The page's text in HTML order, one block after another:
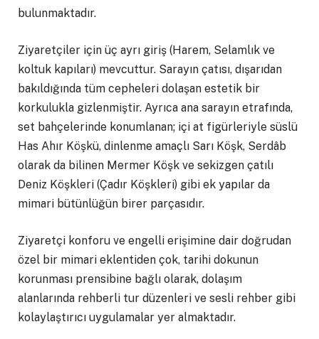
bulunmaktadır.
Ziyaretçiler için üç ayrı giriş (Harem, Selamlık ve
koltuk kapıları) mevcuttur. Sarayın çatısı, dışarıdan
bakıldığında tüm cepheleri dolaşan estetik bir
korkulukla gizlenmiştir. Ayrıca ana sarayın etrafında,
set bahçelerinde konumlanan; içi at figürleriyle süslü
Has Ahır Köşkü, dinlenme amaçlı Sarı Köşk, Serdâb
olarak da bilinen Mermer Köşk ve sekizgen çatılı
Deniz Köşkleri (Çadır Köşkleri) gibi ek yapılar da
mimari bütünlüğün birer parçasıdır.
Ziyaretçi konforu ve engelli erişimine dair doğrudan
özel bir mimari eklentiden çok, tarihi dokunun
korunması prensibine bağlı olarak, dolaşım
alanlarında rehberli tur düzenleri ve sesli rehber gibi
kolaylaştırıcı uygulamalar yer almaktadır.